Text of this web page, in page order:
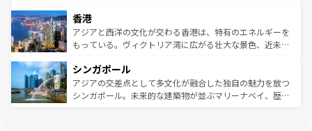
とつ。フォーやバインミー、ベトナムコーヒーなどは、ぜ
ひ現地で味わいたい。どの地域を訪れてもあたたかい人々
が旅行者を迎えてくれるので、きっと忘れられない旅にな
参照してほしい。
の活気が交差している。北部ではチェンマイなどの山岳地
帯で自然と触れ合い、南部ではプーケットやクラビの美し
いビーチでリゾート気分を楽しむことができる。タイ料理
激する。気候は一年中温暖で、どの季節にも異なる楽しみ
が待っている。親しみやすいタイの人々、仏教を中心とし
た文化、そして多様な観光資源が、訪れる旅人を魅了し続
香港
アジアと西洋の文化が交わる香港は、特有のエネルギーを
もっている。ヴィクトリア湾に広がる壮大な景色、近未来
み、どこを訪れても感動するはず。観光スポットが密集し
ており、効率よく見どころを回れるのも魅力。息をのむよ
うな絶景から文化的な体験まで、香港を存分に楽しみ尽く
シンガポール
アジアの交差点として多文化が融合した独自の魅力を放つ
シンガポール。未来的な建築物が並ぶマリーナベイ、歴史